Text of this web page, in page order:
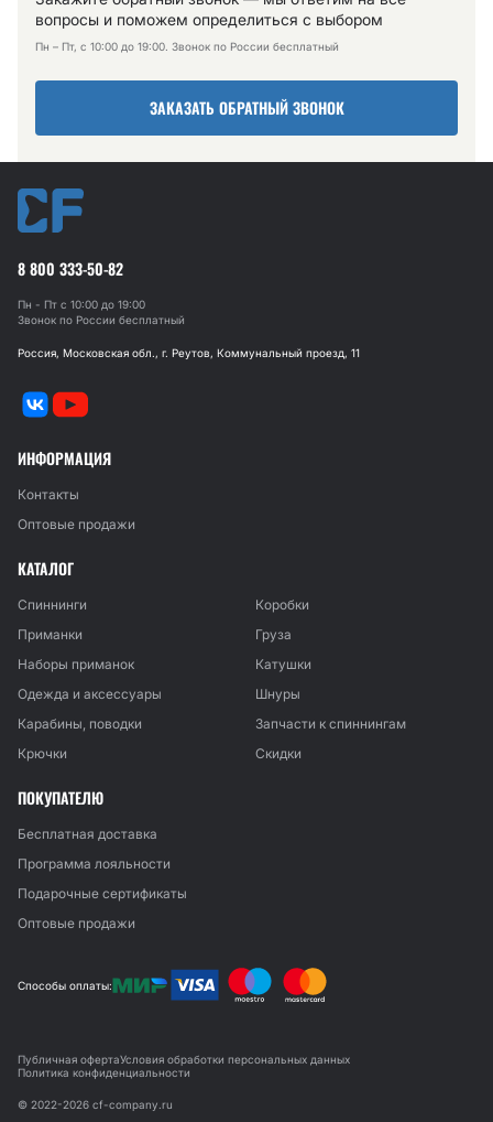
вопросы и поможем определиться с выбором
Пн – Пт, с 10:00 до 19:00. Звонок по России бесплатный
ЗАКАЗАТЬ ОБРАТНЫЙ ЗВОНОК
8 800 333-50-82
Пн - Пт с 10:00 до 19:00
Звонок по России бесплатный
Россия, Московская обл., г. Реутов, Коммунальный проезд, 11
ИНФОРМАЦИЯ
Контакты
Оптовые продажи
КАТАЛОГ
Спиннинги
Коробки
Приманки
Груза
Наборы приманок
Катушки
Одежда и аксессуары
Шнуры
Карабины, поводки
Запчасти к спиннингам
Крючки
Скидки
ПОКУПАТЕЛЮ
Бесплатная доставка
Программа лояльности
Подарочные сертификаты
Оптовые продажи
Способы оплаты:
© 2022-2026 cf-company.ru
Публичная офертаУсловия обработки персональных данных
Политика конфиденциальности